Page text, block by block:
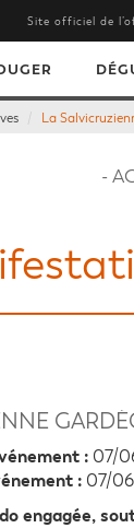
Site officiel de
La
-
: 07/
: 07/
engagée,